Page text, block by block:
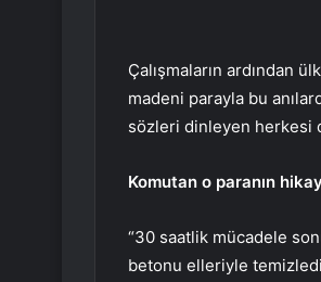
Çalışmaların ardından
madeni parayla bu
sözleri dinleyen herkesi
Komutan o paranın
“30 saatlik mücadele
betonu elleriyle